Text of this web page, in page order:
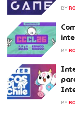
BY
BY
BY